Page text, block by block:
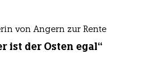
von Angern zur Rente
ist der Osten egal“